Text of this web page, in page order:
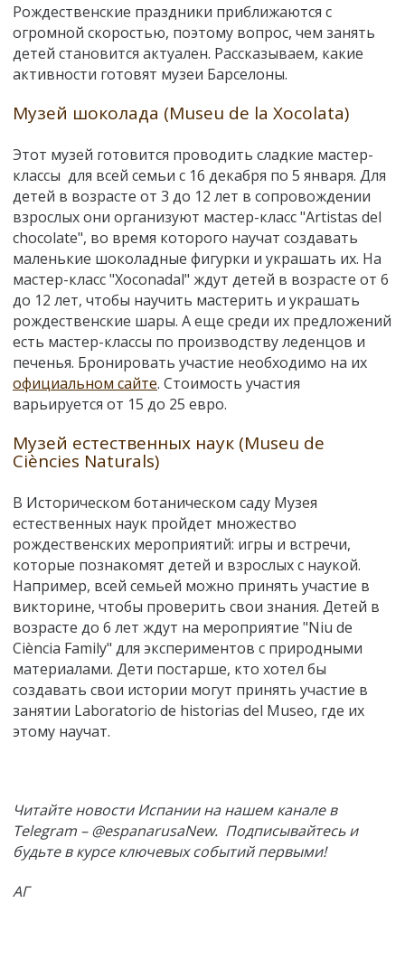
Рождественские праздники приближаются с
огромной скоростью, поэтому вопрос, чем занять
детей становится актуален. Рассказываем, какие
активности готовят музеи Барселоны.
Музей шоколада (Museu de la Xocolata)
Этот музей готовится проводить сладкие мастер-
классы для всей семьи с 16 декабря по 5 января. Для
детей в возрасте от 3 до 12 лет в сопровождении
взрослых они организуют мастер-класс "Artistas del
chocolate", во время которого научат создавать
маленькие шоколадные фигурки и украшать их. На
мастер-класс"Xoconadal" ждут детей в возрасте от 6
до 12 лет, чтобы научить мастерить и украшать
рождественские шары. А еще среди их предложений
есть мастер-классы по производству леденцов и
печенья. Бронировать участие необходимо на их
официальном сайте. Стоимость участия
варьируется от 15 до 25 евро.
Музей естественных наук (Museu de
Ciències Naturals)
В Историческом ботаническом саду Музея
естественных наук пройдет множество
рождественских мероприятий: игры и встречи,
которые познакомят детей и взрослых с наукой.
Например, всей семьей можно принять участие в
викторине, чтобы проверить свои знания. Детей в
возрасте до 6 лет ждут на мероприятие "Niu de
Ciència Family" для экспериментов с природными
материалами. Дети постарше, кто хотел бы
создавать свои истории могут принять участие в
занятии Laboratorio de historias del Museo, где их
этому научат.
Читайте новости Испании на нашем канале в
Telegram – @espanarusaNew. Подписывайтесь и
будьте в курсе ключевых событий первыми!
АГ